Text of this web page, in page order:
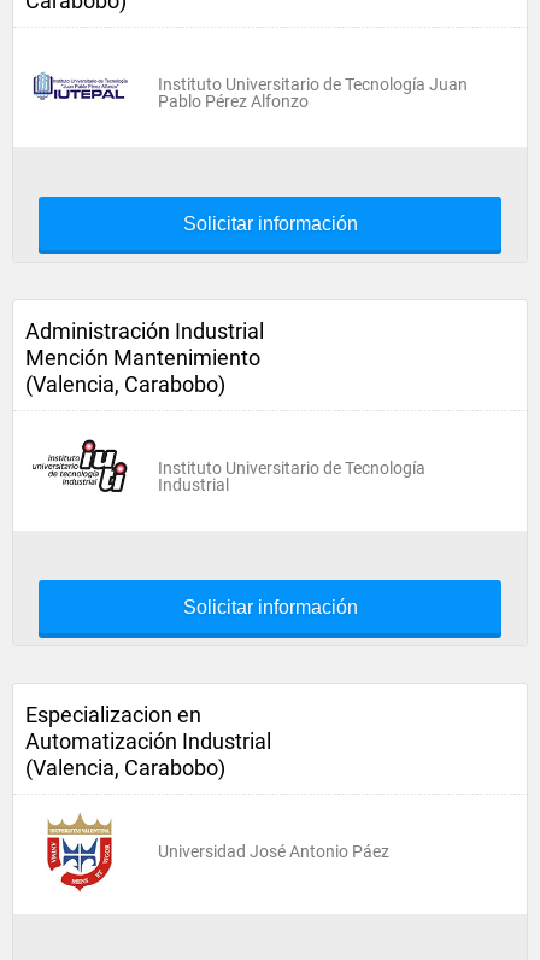
Instituto Universitario de Tecnología Juan
Pablo Pérez Alfonzo
Solicitar información
Administración Industrial
Mención Mantenimiento
(Valencia, Carabobo)
Instituto Universitario de Tecnología
Industrial
Solicitar información
Especializacion en
Automatización Industrial
(Valencia, Carabobo)
Universidad José Antonio Páez